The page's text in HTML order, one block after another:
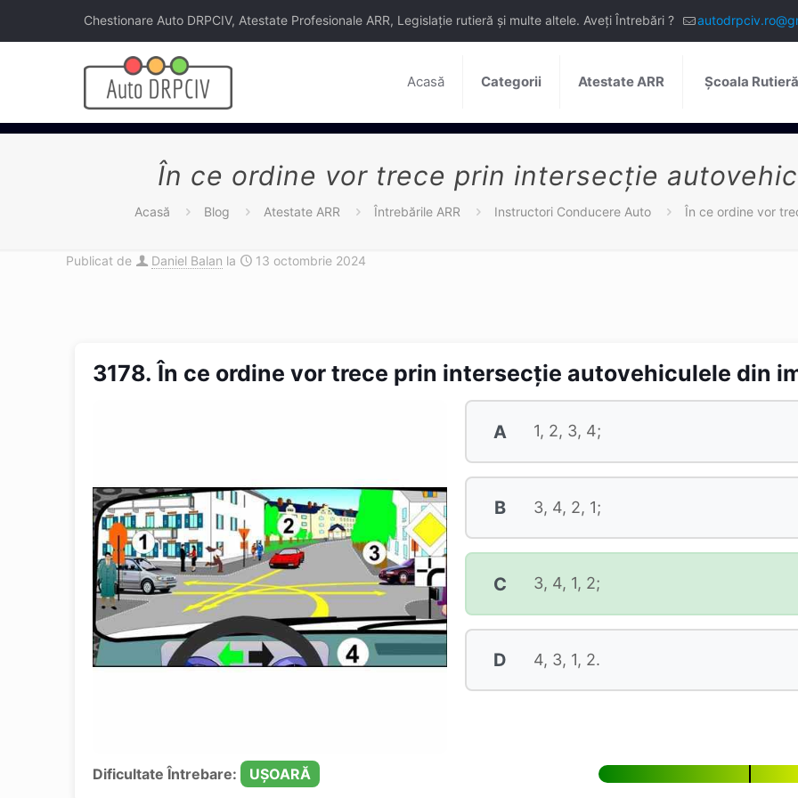
Chestionare Auto DRPCIV, Atestate Profesionale ARR, Legislație rutieră și multe altele. Aveți Întrebări ?
Acasă Categorii Atestate ARR Școala
În ce ordine vor trece prin intersecție
Acasă Blog Atestate ARR Întrebările ARR Instructori Conducere Auto În ce ordine vor
Publicat de Daniel Balan la 13 octombrie 2024
3178. În ce ordine vor trece prin intersecție autovehiculele din
A 1, 2, 3, 4;
B 3, 4, 2, 1;
C 3, 4, 1, 2;
D 4, 3, 1, 2.
Dificultate Întrebare: UȘOARĂ